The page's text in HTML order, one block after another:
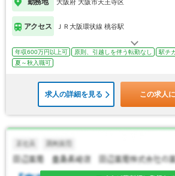
大阪府 大阪市天王寺区
アクセス ＪＲ大阪環状線 桃谷駅
年収600万円以上可 原則、引越しを伴う転勤なし 駅チ
夏～秋入職可
求人の詳細を見る この求人